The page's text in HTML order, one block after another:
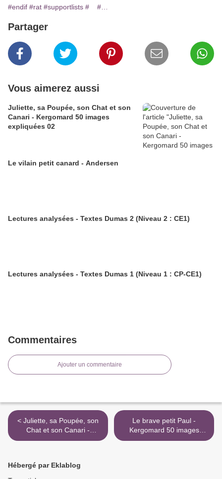
#endif #rat #supportlists # #…
Partager
Vous aimerez aussi
Juliette, sa Poupée, son Chat et son
Canari - Kergomard 50 images
expliquées 02
Le vilain petit canard - Andersen
Lectures analysées - Textes Dumas 2 (Niveau 2 : CE1)
Lectures analysées - Textes Dumas 1 (Niveau 1 : CP-CE1)
Commentaires
Ajouter un commentaire
< Juliette, sa Poupée, son
Chat et son Canari -
Kergomard 50 images
Le brave petit Paul -
Kergomard 50 images
expliquées 03 >
Hébergé par Eklablog